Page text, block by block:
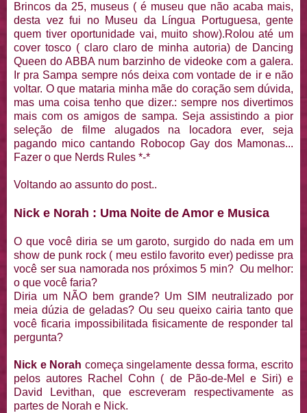
Brincos da 25, museus ( é museu que não acaba mais,
desta vez fui no Museu da Língua Portuguesa, gente
quem tiver oportunidade vai, muito show).Rolou até um
cover tosco ( claro claro de minha autoria) de Dancing
Queen do ABBA num barzinho de videoke com a galera.
Ir pra Sampa sempre nós deixa com vontade de ir e não
voltar. O que mataria minha mãe do coração sem dúvida,
mas uma coisa tenho que dizer.: sempre nos divertimos
mais com os amigos de sampa. Seja assistindo a pior
seleção de filme alugados na locadora ever, seja
pagando mico cantando Robocop Gay dos Mamonas...
Fazer o que Nerds Rules *-*
Voltando ao assunto do post..
Nick e Norah : Uma Noite de Amor e Musica
O que você diria se um garoto, surgido do nada em um
show de punk rock ( meu estilo favorito ever) pedisse pra
você ser sua namorada nos próximos 5 min? Ou melhor:
o que você faria?
Diria um NÃO bem grande? Um SIM neutralizado por
meia dúzia de geladas? Ou seu queixo cairia tanto que
você ficaria impossibilitada fisicamente de responder tal
pergunta?
Nick e Norah começa singelamente dessa forma, escrito
pelos autores Rachel Cohn ( de Pão-de-Mel e Siri) e
David Levithan, que escreveram respectivamente as
partes de Norah e Nick.